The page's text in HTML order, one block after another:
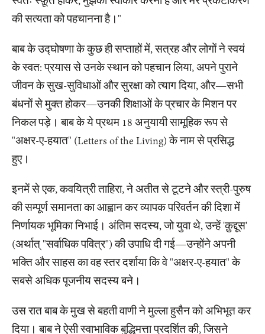
की सत्यता को पहचानना है।"
बाब के उद्घोषणा के कुछ ही सप्ताहों में, सत्रह और लोगों ने स्वयं
के स्वत: प्रयास से उनके स्थान को पहचान लिया, अपने पुराने
जीवन के सुख-सुविधाओं और सुरक्षा को त्याग दिया, और—सभी
बंधनों से मुक्त होकर—उनकी शिक्षाओं के प्रचार के मिशन पर
निकल पड़े। बाब के ये प्रथम 18 अनुयायी सामूहिक रूप से
"अक्षर-ए-हयात" (Letters of the Living) के नाम से प्रसिद्ध
हुए।
इनमें से एक, कवयित्री ताहिरा, ने अतीत से टूटने और स्त्री-पुरुष
की सम्पूर्ण समानता का आह्वान कर व्यापक परिवर्तन की दिशा में
निर्णायक भूमिका निभाई। अंतिम सदस्य, जो युवा थे, उन्हें 'क़ुद्दूस'
(अर्थात् "सर्वाधिक पवित्र") की उपाधि दी गई—उन्होंने अपनी
भक्ति और साहस का वह स्तर दर्शाया कि वे "अक्षर-ए-हयात" के
सबसे अधिक पूजनीय सदस्य बने।
उस रात बाब के मुख से बहती वाणी ने मुल्ला हुसैन को अभिभूत कर
दिया। बाब ने ऐसी स्वाभाविक बुद्धिमत्ता प्रदर्शित की, जिसने